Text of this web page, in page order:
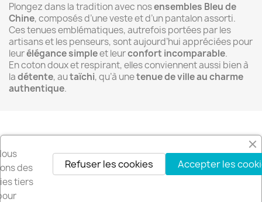
Plongez dans la tradition avec nosensembles Bleu de
Chine, composés d’une veste et d’un pantalon assorti.
Ces tenues emblématiques, autrefois portées par les
artisans et les penseurs, sont aujourd’hui appréciées pour
leurélégance simpleet leurconfort incomparable.
En coton doux et respirant, elles conviennent aussi bien à
ladétente, autaïchi, qu’à unetenue de ville au charme
authentique.
Recevez nos offres spéciales
des
tiers
Accepter les
Refuser les cookies